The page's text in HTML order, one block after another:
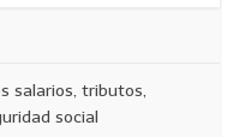
salarios, tributos,
social